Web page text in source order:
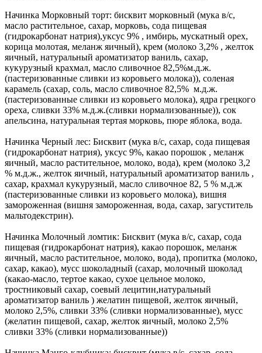
Начинка Морковный торт: бисквит морковный (мука в/с,
масло растительное, сахар, морковь, сода пищевая
(гидрокарбонат натрия),уксус 9% , имбирь, мускатный орех,
корица молотая, меланж яичный), крем (молоко 3,2% , желток
яичный, натуральный ароматизатор ваниль, сахар,
кукурузный крахмал, масло сливочное 82,5%м.д.ж.
(пастеризованные сливки из коровьего молока)), соленая
карамель (сахар, соль, масло сливочное 82,5% м.д.ж.
(пастеризованные сливки из коровьего молока), ядра грецкого
ореха, сливки 33% м.д.ж.(сливки нормализованные)), сок
апельсина, натуральная тертая морковь, пюре яблока, вода.
Начинка Черный лес: Бисквит (мука в/с, сахар, сода пищевая
(гидрокарбонат натрия), уксус 9%, какао порошок , меланж
яичный, масло растительное, молоко, вода), крем (молоко 3,2
% м.д.ж., желток яичный, натуральный ароматизатор ваниль ,
сахар, крахмал кукурузный, масло сливочное 82, 5 % м.д.ж
(пастеризованные сливки из коровьего молока), вишня
замороженная (вишня замороженная, вода, сахар, загуститель
мальтодекстрин).
Начинка Молочный ломтик: Бисквит (мука в/с, сахар, сода
пищевая (гидрокарбонат натрия), какао порошок, меланж
яичный, масло растительное, молоко, вода), пропитка (молоко,
сахар, какао), мусс шоколадный (сахар, молочный шоколад
(какао-масло, тертое какао, сухое цельное молоко,
тростниковый сахар, соевый лецитин,натуральный
ароматизатор ваниль ) желатин пищевой, желток яичный,
молоко 2,5%, сливки 33% (сливки нормализованные), мусс
(желатин пищевой, сахар, желток яичный, молоко 2,5%
сливки 33% (сливки нормализованные))